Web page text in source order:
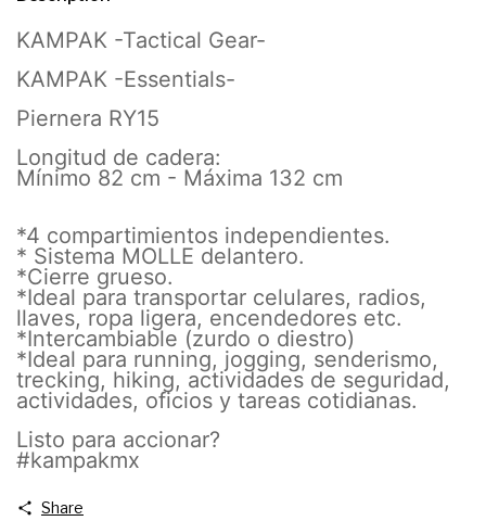
KAMPAK -Tactical Gear-
KAMPAK -Essentials-
Piernera RY15
Longitud de cadera:
Mínimo 82 cm - Máxima 132 cm
*4 compartimientos independientes.
* Sistema MOLLE delantero.
*Cierre grueso.
*Ideal para transportar celulares, radios,
llaves, ropa ligera, encendedores etc.
*Intercambiable (zurdo o diestro)
*Ideal para running, jogging, senderismo,
trecking, hiking, actividades de seguridad,
actividades, oficios y tareas cotidianas.
Listo para accionar?
#kampakmx
Share